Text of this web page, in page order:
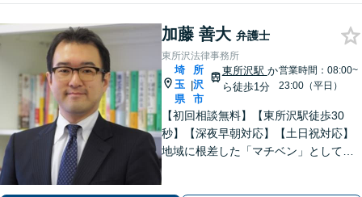
加藤 善大 弁護士
東所沢法律事務所
埼
玉
県
|
所
沢
市
東所沢駅 か
ら徒歩1分
営業時間：08:00~
23:00（平日）
【初回相談無料】【東所沢駅徒歩30
秒】【深夜早朝対応】【土日祝対応】
地域に根差した「マチベン」として、